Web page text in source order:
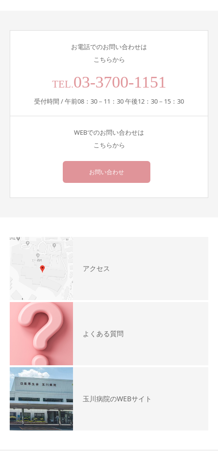
お電話でのお問い合わせは
こちらから
TEL.03-3700-1151
受付時間 / 午前08：30－11：30 午後12：30－15：30
WEBでのお問い合わせは
こちらから
お問い合わせ
アクセス
よくある質問
玉川病院のWEBサイト